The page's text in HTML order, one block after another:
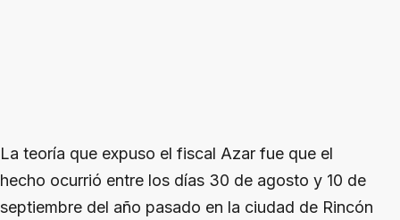
La teoría que expuso el fiscal Azar fue que el
hecho ocurrió entre los días 30 de agosto y 10 de
septiembre del año pasado en la ciudad de Rincón